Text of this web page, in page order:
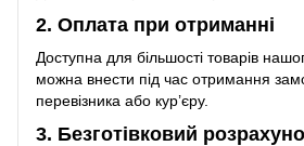
2. Оплата при отриманні
Доступна для більшості товарів
можна внести під час отримання
перевізника або кур’єру.
3. Безготівковий